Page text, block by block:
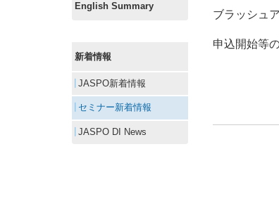
English Summary
新着情報
JASPO新着情報
セミナー新着情報
JASPO DI News
ブラッシュ
申込開始等